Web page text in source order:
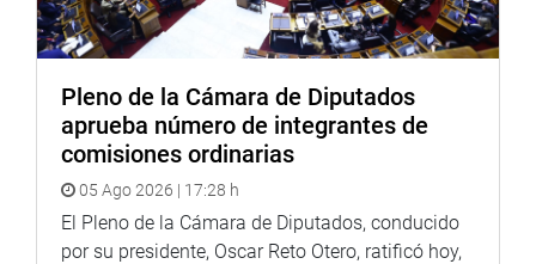
quincena de enero tendrá listo el dictamen sobre el tema
en debate. (GC)
PRENSA CONGRESO
Pleno de la Cámara de Diputados
aprueba número de integrantes de
comisiones ordinarias
05 Ago 2026 | 17:28 h
El Pleno de la Cámara de Diputados, conducido
por su presidente, Oscar Reto Otero, ratificó hoy,